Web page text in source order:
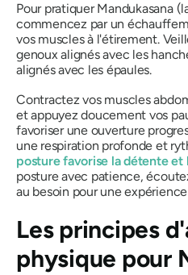
Pour pratiquerMandukasana
commencez par un
vos muscles à l'étirement.
genoux alignés avec les
alignés avec les épaules.
Contractez vos muscles
et appuyez doucement vos
favoriser une ouverture
une respiration profonde et
posture favorise la détente et
posture avec patience,
au besoin pour une
Les principes
physique pour